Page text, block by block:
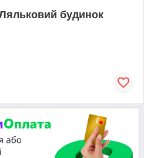
будинок